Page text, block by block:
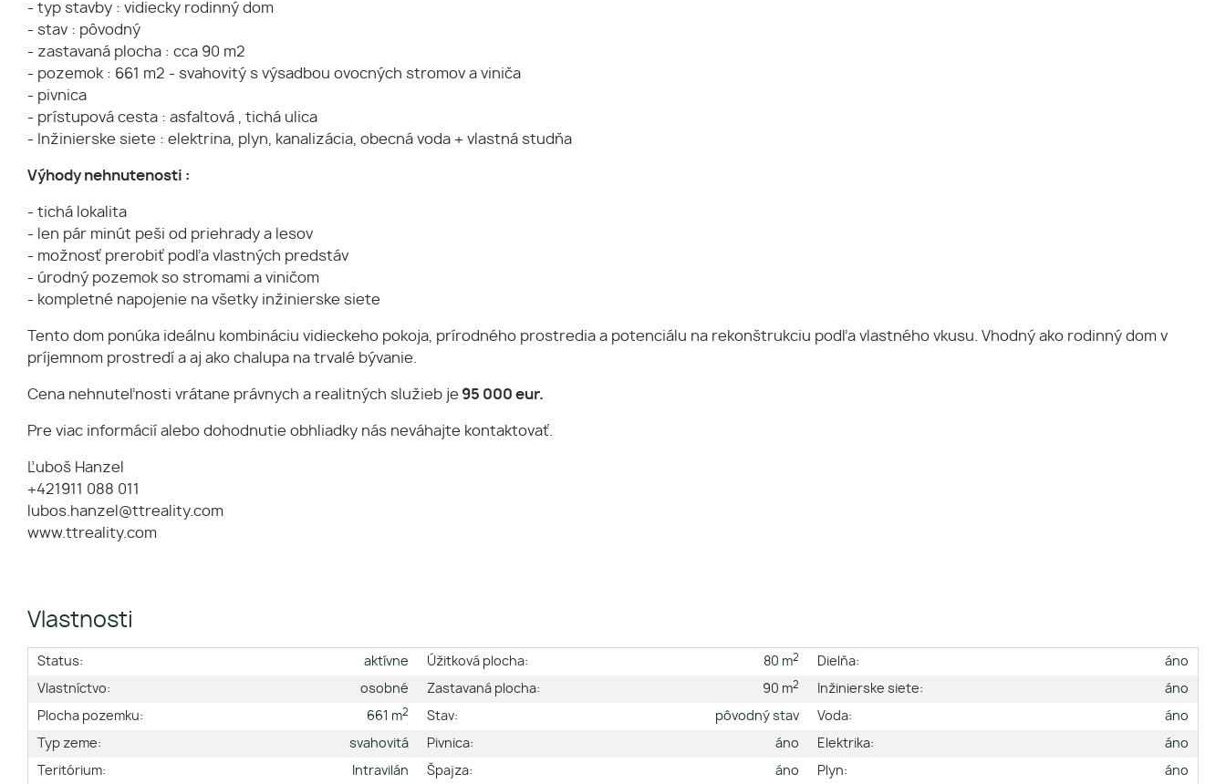
- typ stavby : vidiecky rodinný dom
- stav : pôvodný
- zastavaná plocha : cca 90 m2
- pozemok : 661 m2 - svahovitý s výsadbou ovocných stromov a viniča
- pivnica
- prístupová cesta : asfaltová , tichá ulica
- Inžinierske siete : elektrina, plyn, kanalizácia, obecná voda + vlastná studňa
Výhody nehnutenosti :
- tichá lokalita
- len pár minút peši od priehrady a lesov
- možnosť prerobiť podľa vlastných predstáv
- úrodný pozemok so stromami a viničom
- kompletné napojenie na všetky inžinierske siete
Tento dom ponúka ideálnu kombináciu vidieckeho pokoja, prírodného prostredia a potenciálu na rekonštrukciu podľa vlastného vkusu. Vhodný ako rodinný dom v
príjemnom prostredí a aj ako chalupa na trvalé bývanie.
Cena nehnuteľnosti vrátane právnych a realitných služieb je 95 000 eur.
Pre viac informácií alebo dohodnutie obhliadky nás neváhajte kontaktovať.
Ľuboš Hanzel
+421911 088 011
lubos.hanzel@ttreality.com
www.ttreality.com
Vlastnosti
Status:
aktívne
Vlastníctvo:
osobné
Plocha pozemku:
661 m2
Typ zeme:
svahovitá
Teritórium:
Intravilán
Úžitková plocha: 80 m2
Zastavaná plocha: 90 m2
Stav:
pôvodný stav
Pivnica:
áno
Špajza:
áno
Dielňa:
áno
Inžinierske siete:
áno
Voda:
áno
Elektrika:
áno
Plyn:
áno